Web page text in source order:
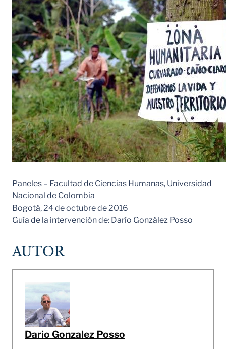
Paneles – Facultad de Ciencias Humanas, Universidad
Nacional de Colombia
Bogotá, 24 de octubre de 2016
Guía de la intervención de: Darío González Posso
AUTOR
Dario Gonzalez Posso